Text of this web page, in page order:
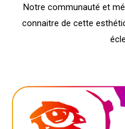
Notre communauté et
connaitre de cette